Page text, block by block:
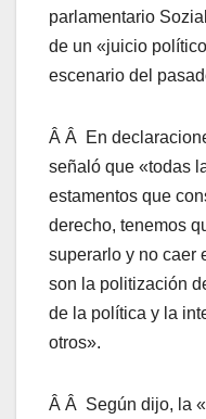
parlamentario
de un «juicio
escenario del
Â Â En
señaló que «todas
estamentos que
derecho, tenemos
superarlo y no caer
son la politización
de la polí­tica y la
otros».
Â Â Según dijo, la